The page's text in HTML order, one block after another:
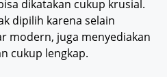
dikatakan cukup krusial.
dipilih karena selain
modern, juga menyediakan
cukup lengkap.